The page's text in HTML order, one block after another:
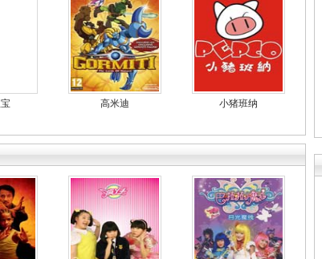
高米迪 小猪班纳